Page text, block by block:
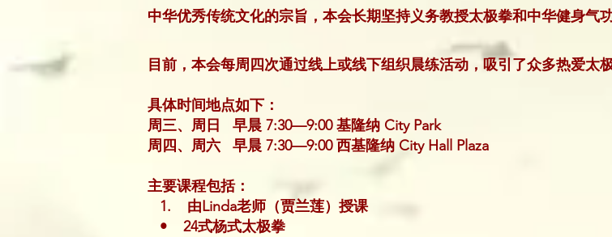
中华优秀传统文化的宗旨，本会长期坚持义务教授太极拳和中华健身气
目前，本会每周四次通过线上或线下组织晨练活动，吸引了众多热爱太
具体时间地点如下：
周三、周日 早晨 7:30—9:00 基隆纳 City Park
周四、周六 早晨 7:30—9:00 西基隆纳 City Hall Plaza
主要课程包括：
1. 由Linda老师（贾兰莲）授课
• 24式杨式太极拳